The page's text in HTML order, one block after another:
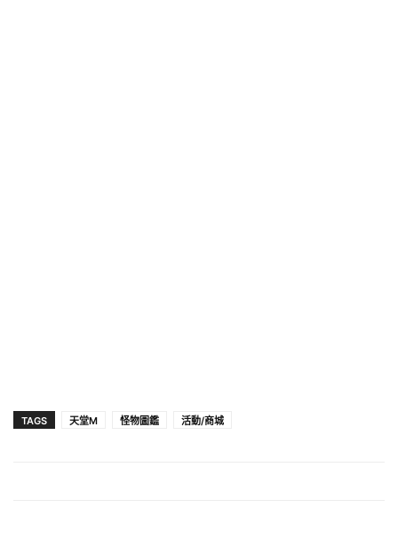
TAGS 天堂M 怪物圖鑑 活動/商城